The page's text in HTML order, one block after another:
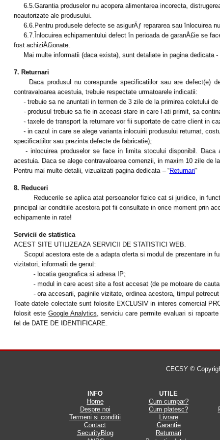
6.5.Garantia produselor nu acopera alimentarea incorecta,
neautorizate ale produsului.
6.6.Pentru produsele defecte se asigurÄƒ repararea sau înlocuirea
6.7.Înlocuirea echipamentului defect în perioada de garanÅ£ie se
fost achiziÅ£ionate.
Mai multe informatii (daca exista), sunt detaliate in pagina dedicata -
7. Returnari
Daca produsul nu corespunde specificatiilor sau are defect(e)
contravaloarea acestuia, trebuie respectate urmatoarele indicatii:
- trebuie sa ne anuntati in termen de 3 zile de la primirea coletului
- produsul trebuie sa fie in aceeasi stare in care l-ati primit, sa
- taxele de transport la returnare vor fii suportate de catre client in
- in cazul in care se alege varianta inlocuirii produsului returnat,
specificatiilor sau prezinta defecte de fabricatie);
- inlocuirea produselor se face in limita stocului disponibil. Daca
acestuia. Daca se alege contravaloarea comenzii, in maxim 10 zile de
Pentru mai multe detalii, vizualizati pagina dedicata – “Returnari”
8. Reduceri
Reducerile se aplica atat persoanelor fizice cat si juridice, in
principal iar conditiile acestora pot fii consultate in orice moment prin
echipamente in rate!
Servicii de statistica
ACEST SITE UTILIZEAZA SERVICII DE STATISTICI WEB.
Scopul acestora este de a adapta oferta si modul de prezentare in
vizitatori, informatii de genul:
- locatia geografica si adresa IP;
- modul in care acest site a fost accesat (de pe motoare de
- ora accesarii, paginile vizitate, ordinea acestora, timpul petrecut
Toate datele colectate sunt folosite EXCLUSIV in interes comercial
folosit este Google Analytics, serviciu care permite evaluari si
fel de DATE DE IDENTIFICARE.
CECSY ©
INFO
UTILE
Home
Cum cumpar?
Despre noi
Cum platesc?
Termeni si conditii
Livrare
Contact
Garantie
SecurityBlog
Returnari